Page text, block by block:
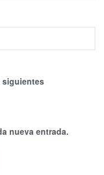
siguientes
nueva entrada.